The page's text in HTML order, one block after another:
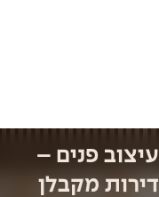
עיצוב פנים –
דירות מקבלן